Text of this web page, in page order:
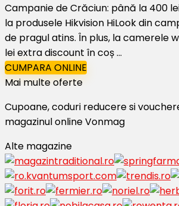
Campanie de Crăciun: până la 400
la produsele Hikvision HiLook din
de pragul atins. În plus, la camerele
lei extra discount în coș ...
CUMPARA ONLINE
Mai multe oferte
Cupoane, coduri reducere si
magazinul online Vonmag
Alte magazine